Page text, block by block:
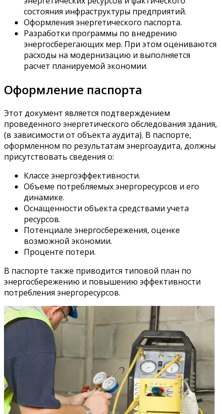
состояния инфраструктуры предприятий.
Оформления энергетического паспорта.
Разработки программы по внедрению
энергосберегающих мер. При этом оцениваются
расходы на модернизацию и выполняется
расчет планируемой экономии.
Оформление паспорта
Этот документ является подтверждением
проведенного энергетического обследования здания,
(в зависимости от объекта аудита). В паспорте,
оформленном по результатам энергоаудита, должны
присутствовать сведения о:
Классе энергоэффективности.
Объеме потребляемых энергоресурсов и его
динамике.
Оснащенности объекта средствами учета
ресурсов.
Потенциале энергосбережения, оценке
возможной экономии.
Проценте потери.
В паспорте также приводится типовой план по
энергосбережению и повышению эффективности
потребления энергоресурсов.